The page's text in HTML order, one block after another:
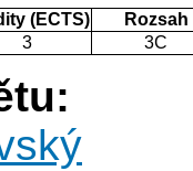
(ECTS)
Rozsah
3 3C